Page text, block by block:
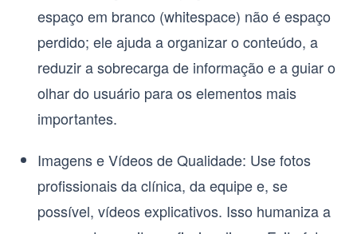
espaço em branco (whitespace) não é espaço
perdido; ele ajuda a organizar o conteúdo, a
reduzir a sobrecarga de informação e a guiar o
olhar do usuário para os elementos mais
importantes.
Imagens e Vídeos de Qualidade: Use fotos
profissionais da clínica, da equipe e, se
possível, vídeos explicativos. Isso humaniza a